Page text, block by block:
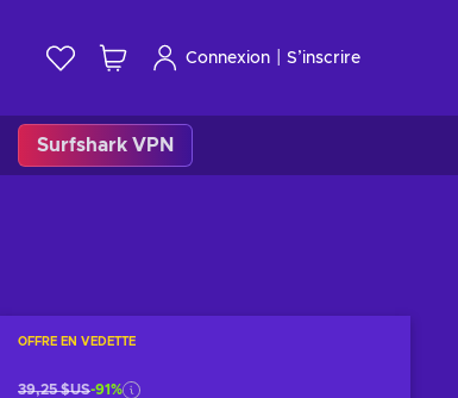
Connexion S’inscrire
Surfshark VPN
OFFRE EN VEDETTE
39,25 $US-91%